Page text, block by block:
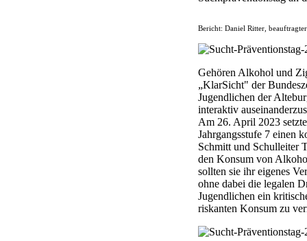
Bericht: Daniel Ritter,
Gehören Alkohol und
„KlarSicht" der
Jugendlichen der
interaktiv
Am 26. April 2023
Jahrgangsstufe 7 einen
Schmitt und Schulleiter
den Konsum von
sollten sie ihr eigenes
ohne dabei die legalen
Jugendlichen ein
riskanten Konsum zu